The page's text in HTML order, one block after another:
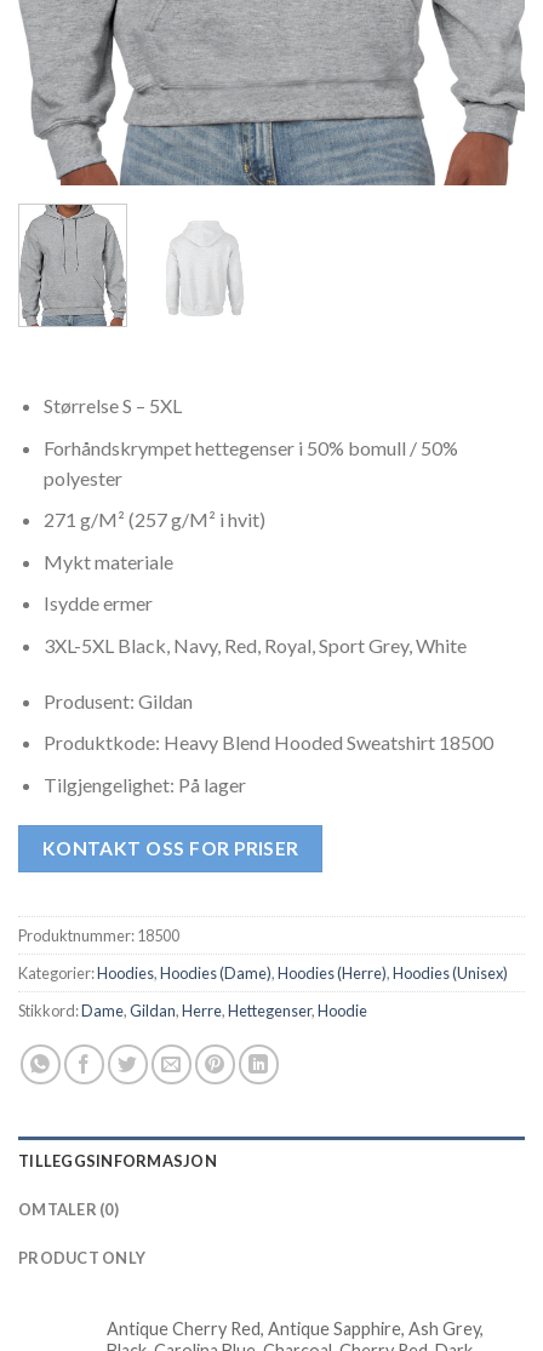
Størrelse S – 5XL
Forhåndskrympet hettegenser i 50% bomull / 50%
polyester
271 g/M² (257 g/M² i hvit)
Mykt materiale
Isydde ermer
3XL-5XL Black, Navy, Red, Royal, Sport Grey, White
Produsent: Gildan
Produktkode: Heavy Blend Hooded Sweatshirt 18500
Tilgjengelighet: På lager
KONTAKT OSS FOR PRISER
Produktnummer:18500
Kategorier:Hoodies,Hoodies (Dame),Hoodies (Herre),Hoodies (Unisex)
Stikkord:Dame,Gildan,Herre,Hettegenser,Hoodie
TILLEGGSINFORMASJON
OMTALER (0)
PRODUCT ONLY
Antique Cherry Red, Antique Sapphire, Ash Grey,